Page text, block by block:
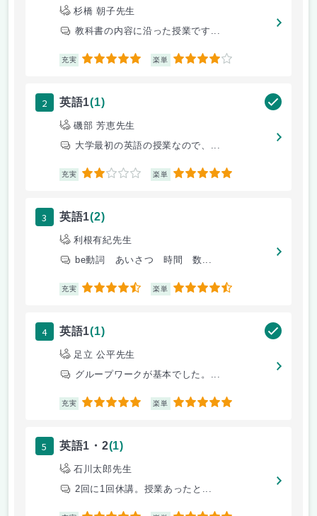
杉橋 朝子先生
教科書の内容に沿った授業です...
充実 5 楽単 4
2 英語1(1)
磯部 芳恵先生
大学最初の英語の授業なので、...
充実 2 楽単 5
3 英語1(2)
利根有紀先生
be動詞 あいさつ 時間 数...
充実 4.5 楽単 4.5
4 英語1(1)
足立 公平先生
グループワークが基本でした。...
充実 5 楽単 5
5 英語1・2(1)
石川太郎先生
2回に1回休講。授業あったと...